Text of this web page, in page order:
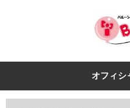
オフィシ